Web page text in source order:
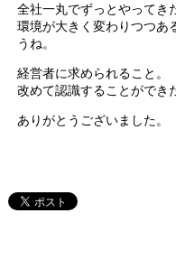
全社一丸でずっとやってき
環境が大きく変わりつつあ
うね。
経営者に求められること。
改めて認識することができ
ありがとうございました。